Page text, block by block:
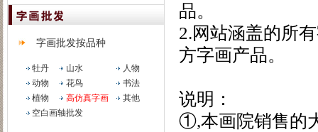
字画批发按品种
牡丹 山水
人物
动物
花鸟
书法
植物
高仿真字画
其他
空白画轴批发
品。
2.网站涵盖的所
方字画产品。
说明：
①,本画院销售的